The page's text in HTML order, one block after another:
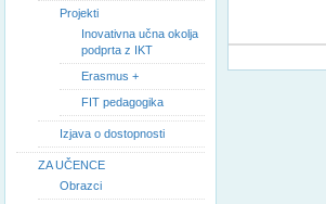
Projekti
Inovativna učna okolja
podprta z IKT
Erasmus +
FIT pedagogika
Izjava o dostopnosti
ZA UČENCE
Obrazci